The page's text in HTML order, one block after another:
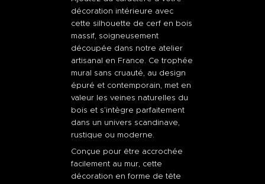
décoration intérieure avec
cette silhouette de cerf en bois
massif, soigneusement
découpée dans notre atelier
artisanal en France. Ce trophée
mural sans cruauté, au design
épuré et contemporain, met en
valeur les veines naturelles du
bois et s’intègre parfaitement
dans un univers scandinave,
rustique ou moderne.
Conçue pour être accrochée
facilement au mur, cette
décoration en forme de tête